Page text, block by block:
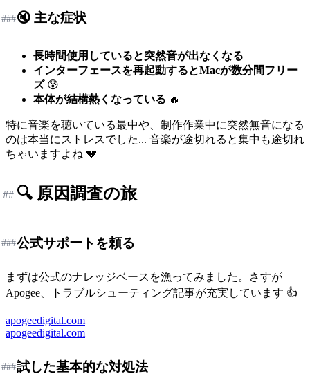
🔇 主な症状
###
長時間使用していると突然音が出なくなる
インターフェースを再起動するとMacが数分間フリー
ズ😰
本体が結構熱くなっている 🔥
特に音楽を聴いている最中や、制作作業中に突然無音になる
のは本当にストレスでした... 音楽が途切れると集中も途切れ
ちゃいますよね 💔
🔍 原因調査の旅
##
公式サポートを頼る
###
まずは公式のナレッジベースを漁ってみました。さすが
Apogee、トラブルシューティング記事が充実しています 👍
apogeedigital.com
apogeedigital.com
試した基本的な対処法
###